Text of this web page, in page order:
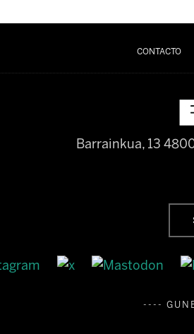
CONTACTO
Barrainkua, 13
----